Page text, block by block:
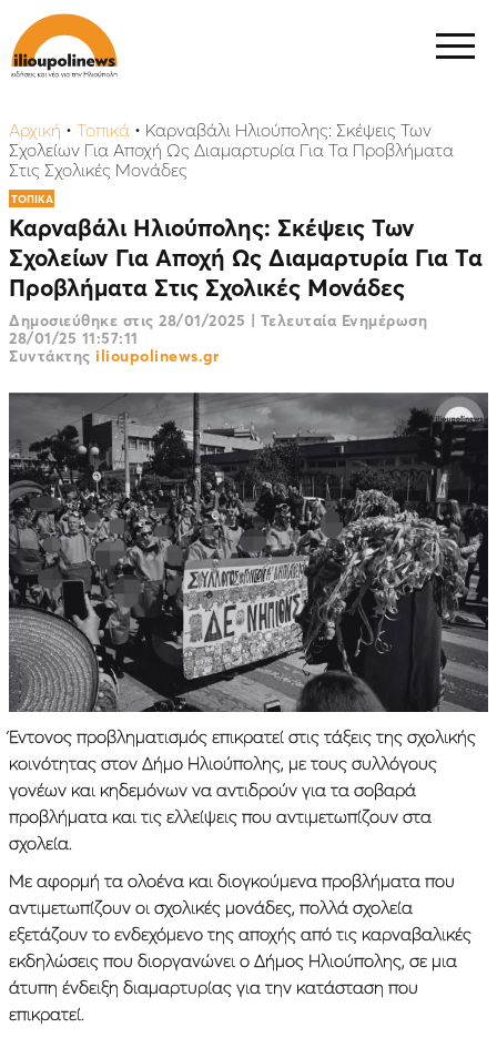
Αρχική • Τοπικά • Καρναβάλι Ηλιούπολης: Σκέψεις Των
Σχολείων Για Αποχή Ως Διαμαρτυρία Για Τα Προβλήματα
Στις Σχολικές Μονάδες
ΤΟΠΙΚΑ
Καρναβάλι Ηλιούπολης: Σκέψεις Των
Σχολείων Για Αποχή Ως Διαμαρτυρία Για Τα
Προβλήματα Στις Σχολικές Μονάδες
Δημοσιεύθηκε στις 28/01/2025 | Τελευταία Ενημέρωση
28/01/25 11:57:11
Συντάκτης ilioupolinews.gr
Έντονος προβληματισμός επικρατεί στις τάξεις της σχολικής
κοινότητας στον Δήμο Ηλιούπολης, με τους συλλόγους
γονέων και κηδεμόνων να αντιδρούν για τα σοβαρά
προβλήματα και τις ελλείψεις που αντιμετωπίζουν στα
σχολεία.
Με αφορμή τα ολοένα και διογκούμενα προβλήματα που
αντιμετωπίζουν οι σχολικές μονάδες, πολλά σχολεία
εξετάζουν το ενδεχόμενο της αποχής από τις καρναβαλικές
εκδηλώσεις που διοργανώνει ο Δήμος Ηλιούπολης, σε μια
άτυπη ένδειξη διαμαρτυρίας για την κατάσταση που
επικρατεί.